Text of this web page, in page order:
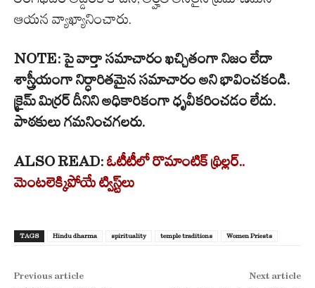
ఆయన వ్యాఖ్యానించారు.
NOTE: పై వార్తా సమాచారం ఖచ్చితంగా నిజం లేదా
శాస్త్రీయంగా నిర్ధారితమైన సమాచారం అని భావించకండి.
క్రైమ్ మిర్రర్ దీనిని అధికారికంగా ధృవీకరించడం లేదు.
పాఠకులు గమనించగలరు.
ALSO READ: ఓటీటీలో రొమాంటిక్ థ్రిల్లర్..
మెంటలెక్కిపోయే ట్విస్ట్‌లు
TAGS Hindu dharma spirituality temple traditions Women Priests
Previous article Next article